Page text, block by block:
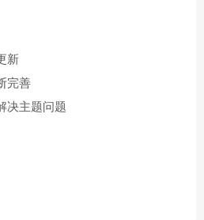
新
完善
决主题问题